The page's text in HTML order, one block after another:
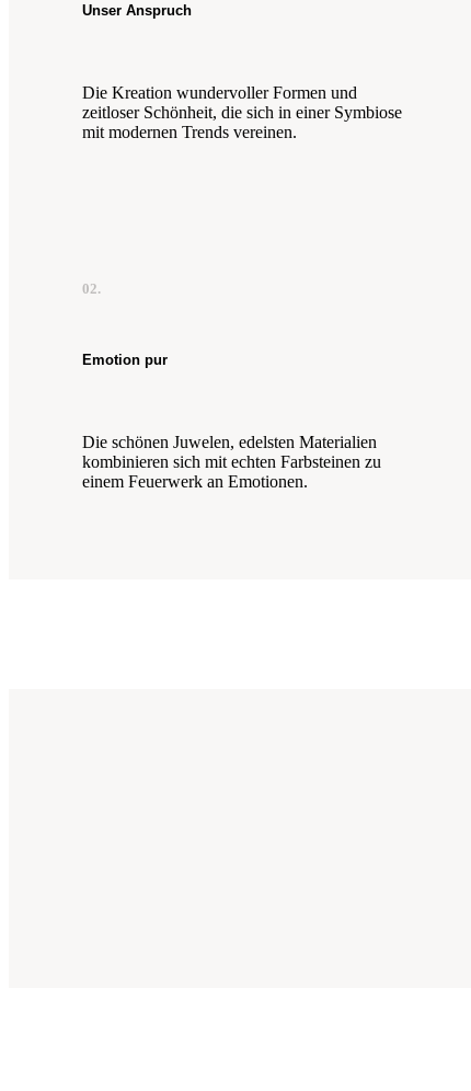
Unser Anspruch
Die Kreation wundervoller Formen und
zeitloser Schönheit, die sich in einer Symbiose
mit modernen Trends vereinen.
02.
Emotion pur
Die schönen Juwelen, edelsten Materialien
kombinieren sich mit echten Farbsteinen zu
einem Feuerwerk an Emotionen.